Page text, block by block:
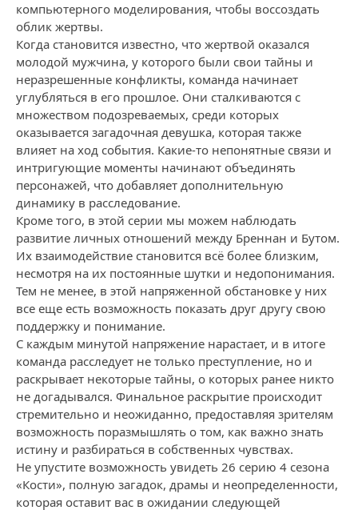
компьютерного моделирования, чтобы воссоздать
облик жертвы.
Когда становится известно, что жертвой оказался
молодой мужчина, у которого были свои тайны и
неразрешенные конфликты, команда начинает
углубляться в его прошлое. Они сталкиваются с
множеством подозреваемых, среди которых
оказывается загадочная девушка, которая также
влияет на ход события. Какие-то непонятные связи и
интригующие моменты начинают объединять
персонажей, что добавляет дополнительную
динамику в расследование.
Кроме того, в этой серии мы можем наблюдать
развитие личных отношений между Бреннан и Бутом.
Их взаимодействие становится всё более близким,
несмотря на их постоянные шутки и недопонимания.
Тем не менее, в этой напряженной обстановке у них
все еще есть возможность показать друг другу свою
поддержку и понимание.
С каждым минутой напряжение нарастает, и в итоге
команда расследует не только преступление, но и
раскрывает некоторые тайны, о которых ранее никто
не догадывался. Финальное раскрытие происходит
стремительно и неожиданно, предоставляя зрителям
возможность поразмышлять о том, как важно знать
истину и разбираться в собственных чувствах.
Не упустите возможность увидеть 26 серию 4 сезона
«Кости», полную загадок, драмы и неопределенности,
которая оставит вас в ожидании следующей